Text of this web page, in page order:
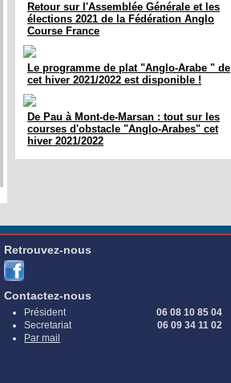
Retour sur l'Assemblée Générale et les
élections 2021 de la Fédération Anglo
Course France
Le programme de plat "Anglo-Arabe " de
cet hiver 2021/2022 est disponible !
De Pau à Mont-de-Marsan : tout sur les
courses d'obstacle "Anglo-Arabes" cet
hiver 2021/2022
Retrouvez-nous
Contactez-nous
Président
06 08 10 85 04
Secretariat
06 09 34 11 02
Par mail